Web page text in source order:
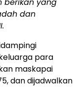
dan
para
maskapai
dan dijadwalkan